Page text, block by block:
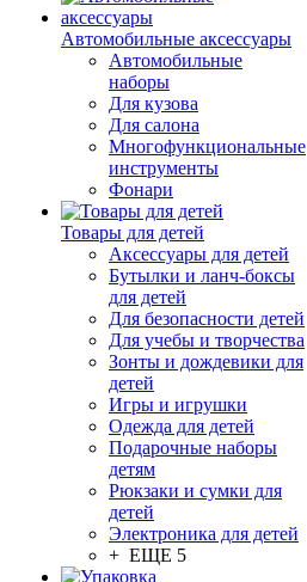
Автомобильные аксессуары
Автомобильные
наборы
Для кузова
Для салона
Многофункциональные
инструменты
Фонари
Товары для детей
Аксессуары для детей
Бутылки и ланч-боксы
для детей
Для безопасности детей
Для учебы и творчества
Зонты и дождевики для
детей
Игры и игрушки
Одежда для детей
Подарочные наборы
детям
Рюкзаки и сумки для
детей
Электроника для детей
+ ЕЩЕ 5